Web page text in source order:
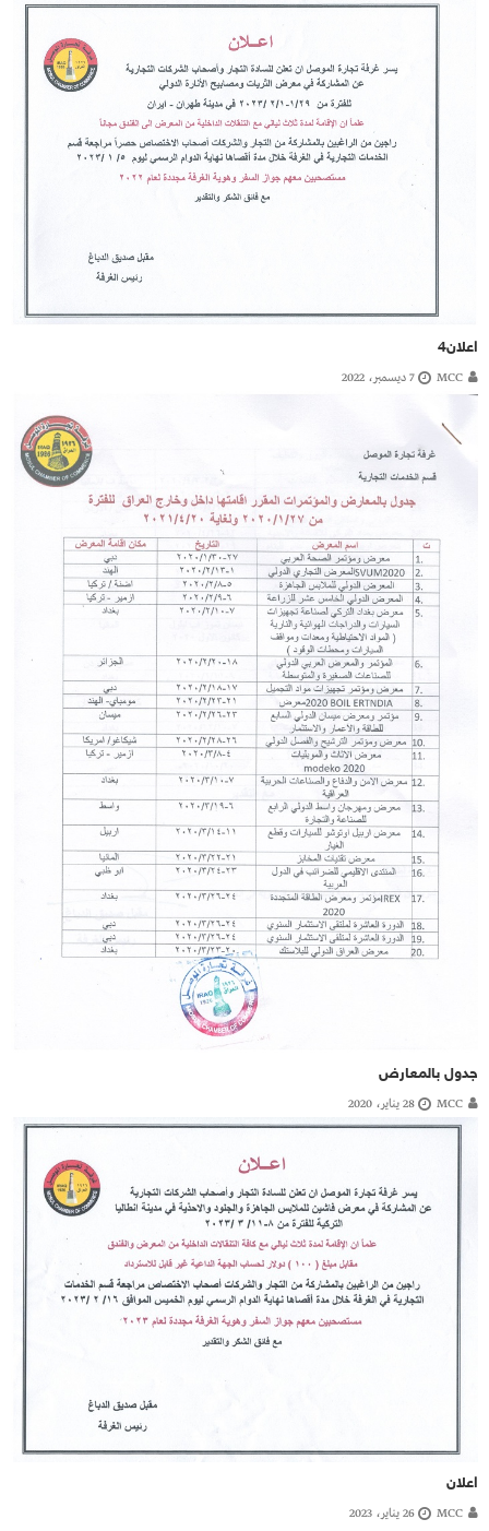
اعلان4
MCC 7 ديسمبر، 2022
جدول بالمعارض
MCC 28 يناير، 2020
اعلان
MCC 26 يناير، 2023